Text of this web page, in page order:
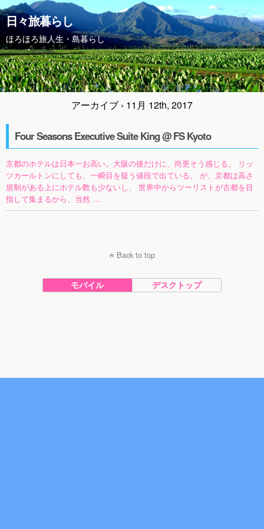
日々旅暮らし
ほろほろ旅人生・島暮らし
アーカイブ › 11月 12th, 2017
Four Seasons Executive Suite King @ FS Kyoto
京都のホテルは日本一お高い。大阪の後だけに、尚更そう感じる。 リッ
ツカールトンにしても、一瞬目を疑う値段で出ている。 が、京都は高さ
規制がある上にホテル数も少ないし、 世界中からツーリストが古都を目
指して集まるから、当然 …
Back to top
モバイル デスクトップ